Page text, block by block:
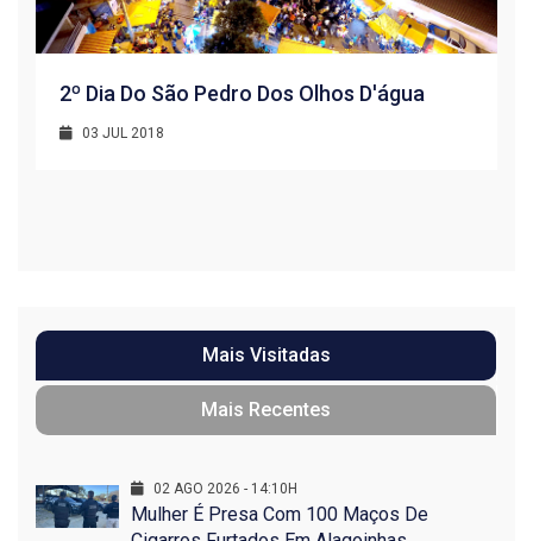
2º Dia Do São Pedro Dos Olhos D'água
03 JUL 2018
Mais Visitadas
Mais Recentes
02 AGO 2026 - 14:10H
Mulher É Presa Com 100 Maços De